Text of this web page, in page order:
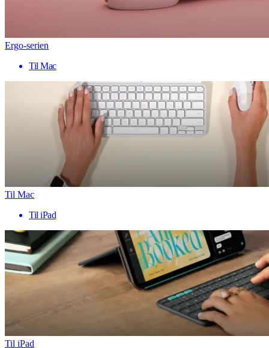
Ergo-serien
Til Mac
Til Mac
Til iPad
Til iPad